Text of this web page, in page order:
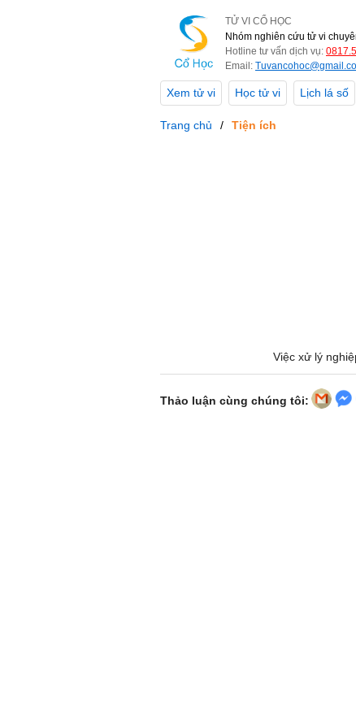
TỬ VI CỔ HỌC
Nhóm nghiên cứu tử vi
Hotline tư vấn dịch vụ:
Email:
Xem tử vi Học tử vi Lịch lá số
Trang chủ Tiện ích
Việc xử lý
Thảo luận cùng chúng tôi: